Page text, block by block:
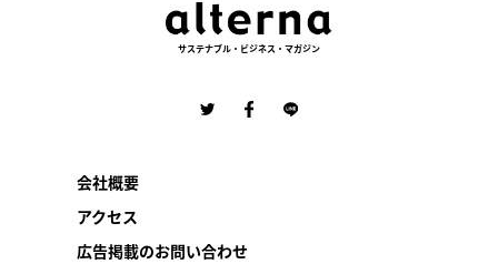
サステナブル・ビジネス・マガジン
会社概要
アクセス
広告掲載のお問い合わせ